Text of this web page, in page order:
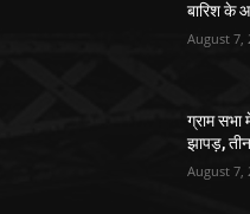
बारिश के
August 7,
ग्राम सभा
झापड़,
August 7,